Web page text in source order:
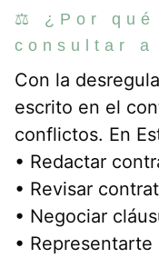
⚖️ ¿Por qué
consultar a
Con la
escrito en el
conflictos. En
• Redactar
• Revisar
• Negociar
•